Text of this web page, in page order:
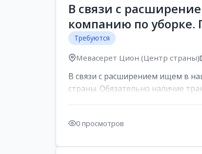
В связи с
компанию по уборке.
Требуются
Мевасерет Цион (Центр страны)
В связи с расширением ищем в
страны. Обязательно наличие
0 просмотров